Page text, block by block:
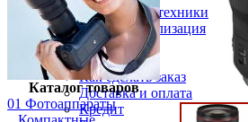
Прокат фототехники
Выкуп и реализация
Покупателям
Акции
Как сделать заказ
Доставка и оплата
Кредит
Каталог товаров
01 Фотоаппараты